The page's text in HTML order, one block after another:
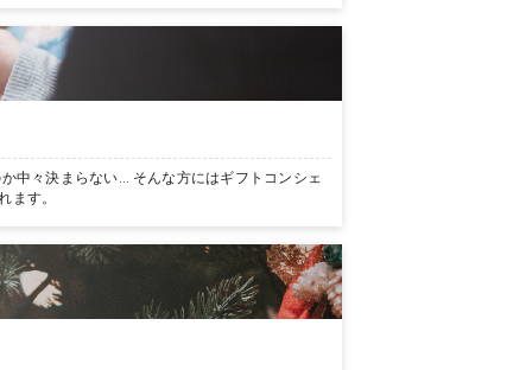
中々決まらない… そんな方にはギフトコンシェ
ます。